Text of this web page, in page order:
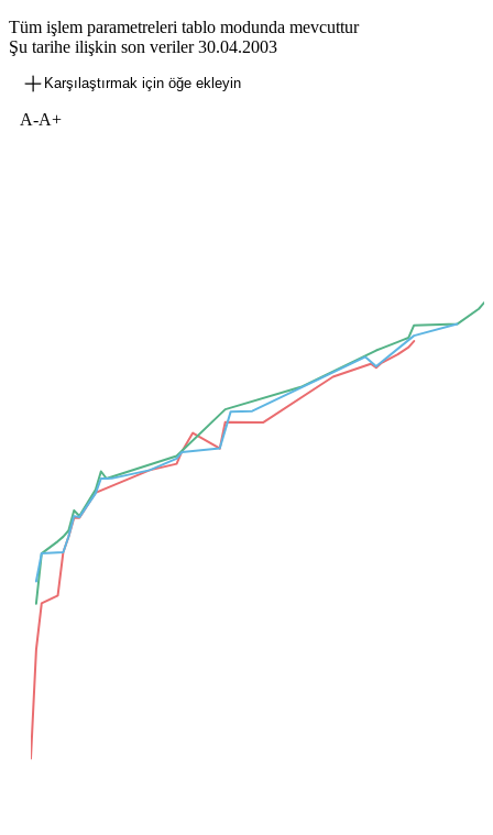
Tüm işlem parametreleri tablo modunda mevcuttur
Şu tarihe ilişkin son veriler30.04.2003
Karşılaştırmak için öğe ekleyin